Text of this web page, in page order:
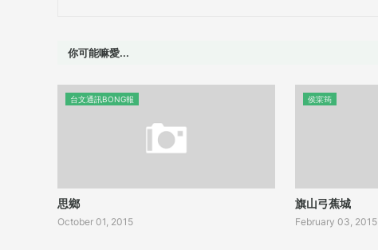
你可能嘛愛...
台文通訊BONG報
思鄉
October 01, 2015
侯寀筠
旗山弓蕉城
February 03, 2015